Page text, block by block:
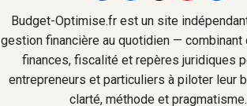
Budget-Optimise.fr est un site
gestion financière au quotidien — combinant
finances, fiscalité et repères juridiques
entrepreneurs et particuliers à piloter leur
clarté, méthode et pragmatisme.